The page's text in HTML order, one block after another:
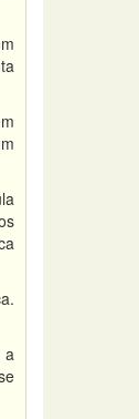
a